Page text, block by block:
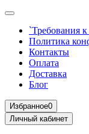
`Требования
Политика
Контакты
Оплата
Доставка
Блог
Избранное0
Личный кабинет